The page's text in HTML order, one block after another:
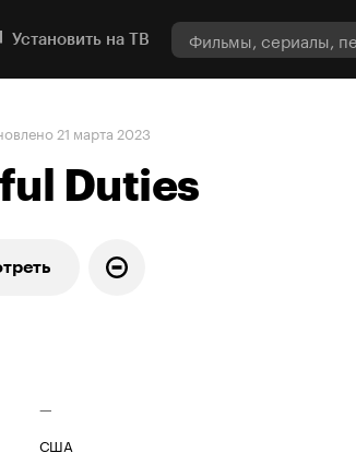
Установить на ТВ
21 марта 2023
Duties
—
США